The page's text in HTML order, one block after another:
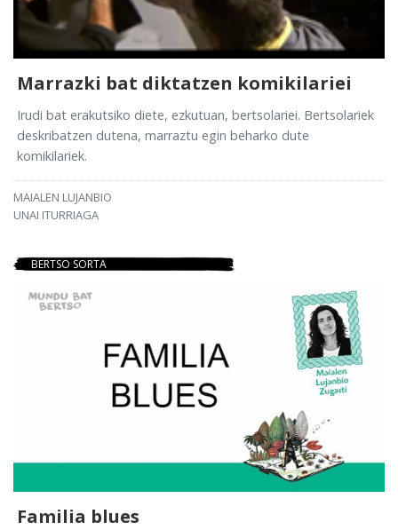
Marrazki bat diktatzen komikilariei
Irudi bat erakutsiko diete, ezkutuan, bertsolariei. Bertsolariek
deskribatzen dutena, marraztu egin beharko dute
komikilariek.
MAIALEN LUJANBIO
UNAI ITURRIAGA
BERTSO SORTA
Familia blues